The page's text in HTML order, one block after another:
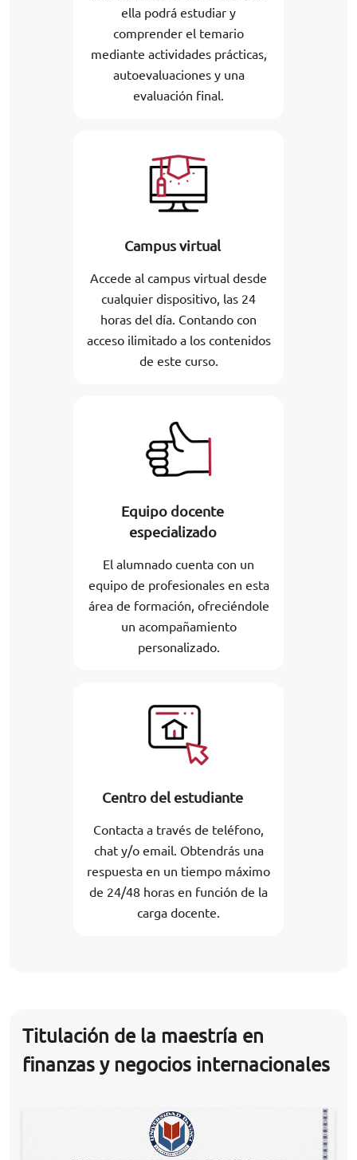
ella podrá estudiar y
comprender el temario
mediante actividades prácticas,
autoevaluaciones y una
evaluación final.
Campus virtual
Accede al campus virtual desde
cualquier dispositivo, las 24
horas del día. Contando con
acceso ilimitado a los contenidos
de este curso.
Equipo docente
especializado
El alumnado cuenta con un
equipo de profesionales en esta
área de formación, ofreciéndole
un acompañamiento
personalizado.
Centro del estudiante
Contacta a través de teléfono,
chat y/o email. Obtendrás una
respuesta en un tiempo máximo
de 24/48 horas en función de la
carga docente.
Titulación de la maestría en
finanzas y negocios internacionales